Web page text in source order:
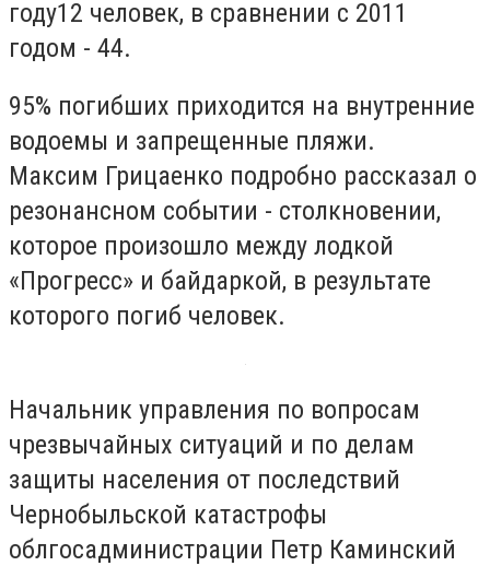
году12 человек, в сравнении с 2011
годом - 44.
95% погибших приходится на внутренние
водоемы и запрещенные пляжи.
Максим Грицаенко подробно рассказал о
резонансном событии - столкновении,
которое произошло между лодкой
«Прогресс» и байдаркой, в результате
которого погиб человек.
Начальник управления по вопросам
чрезвычайных ситуаций и по делам
защиты населения от последствий
Чернобыльской катастрофы
облгосадминистрации Петр Каминский